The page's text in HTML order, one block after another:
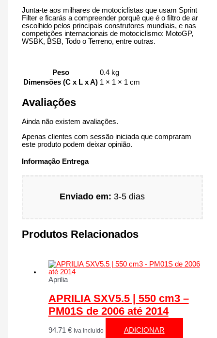
Junta-te aos milhares de motociclistas que usam Sprint
Filter e ficarás a compreender porquê que é o filtro de ar
escolhido pelos principais construtores mundiais, e nas
competições internacionais de motociclismo: MotoGP,
WSBK, BSB, Todo o Terreno, entre outras.
Peso
0.4 kg
Dimensões (C x L x A) 1 × 1 × 1 cm
Avaliações
Ainda não existem avaliações.
Apenas clientes com sessão iniciada que compraram
este produto podem deixar opinião.
Informação Entrega
Enviado em: 3-5 dias
Produtos Relacionados
Aprilia
APRILIA SXV5.5 | 550 cm3 –
PM01S de 2006 até 2014
94.71 € Iva Incluído ADICIONAR